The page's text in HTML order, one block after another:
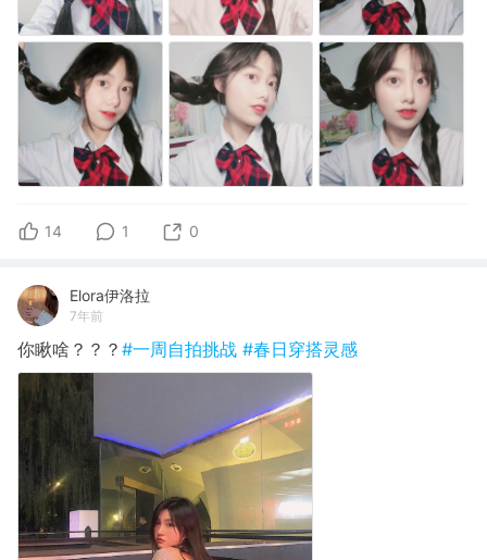
14 1 0
Elora伊洛拉
7年前
你瞅啥？？？ #一周自拍挑战 #春日穿搭灵感